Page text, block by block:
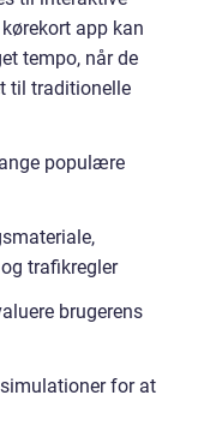
app kan
tempo, når de
til traditionelle
populære
trafikregler
brugerens
for at